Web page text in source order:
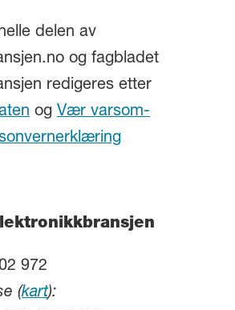
delen av
og fagbladet
redigeres etter
og Vær varsom-
972
(kart):